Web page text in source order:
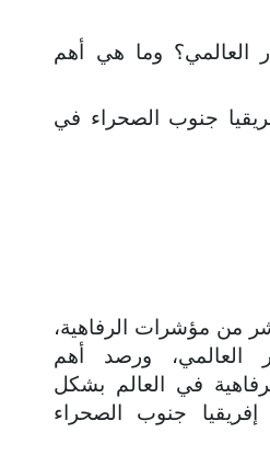
وما هي أهم
جنوب الصحراء في
مؤشرات الرفاهية،
ورصد أهم
في العالم بشكل
جنوب الصحراء